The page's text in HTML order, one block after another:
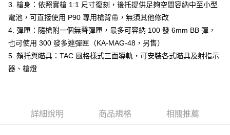
台新國際商業銀行
中國信託商業銀行
台灣樂天信用卡公司
【關於「AFTEE先享後付」】
AFTEE先享後付是「在收到商品之後才付款」的支付方式。 讓您購物簡單
便利好安心！
１．簡單：不需註冊會員、不需綁卡、不需儲值。
２．便利：只要手機號碼，簡訊認證，即可結帳。
３．安心：先確認商品／服務後，再付款。
３．收到繳費通知簡訊後14天內，點擊此簡訊中的連結，可透過四大超商／
ATM付款
運送方式
3. 槍身：依照實槍 1:1 尺寸復刻，後托提供足夠空間容納中至小型
電池，可直接使用 P90 專用槍背帶，無須其他修改
4. 彈匣：隨槍附一個無聲彈匣，最多可容納 100 發 6mm BB 彈，
也可使用 300 發多連彈匣（KA-MAG-48，另售）
5. 頰托與瞄具：TAC 風格樣式三面導軌，可安裝各式瞄具及射指示
器、槍燈
詳細說明 商品規格 相關推薦